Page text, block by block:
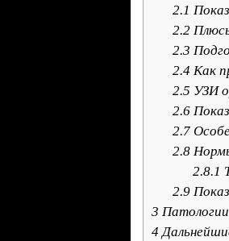
2.1
2.2
2.3
2.4 Как
2.5 УЗИ
2.6
2.7
2.8
2.8.1
2.9
3
4